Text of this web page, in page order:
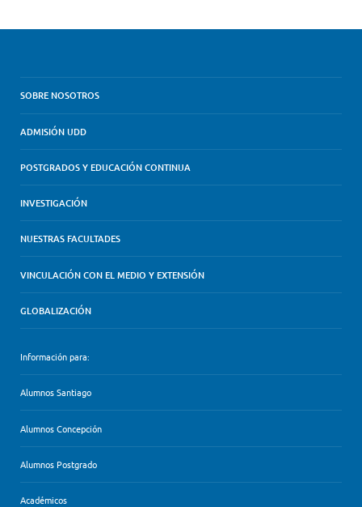
SOBRE NOSOTROS
ADMISIÓN UDD
POSTGRADOS Y EDUCACIÓN CONTINUA
INVESTIGACIÓN
NUESTRAS FACULTADES
VINCULACIÓN CON EL MEDIO Y EXTENSIÓN
GLOBALIZACIÓN
Información para:
Alumnos Santiago
Alumnos Concepción
Alumnos Postgrado
Académicos